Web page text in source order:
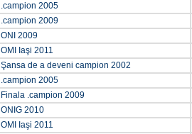
.campion 2005
.campion 2009
ONI 2009
OMI Iaşi 2011
Şansa de a deveni campion 2002
.campion 2005
Finala .campion 2009
ONIG 2010
OMI Iaşi 2011